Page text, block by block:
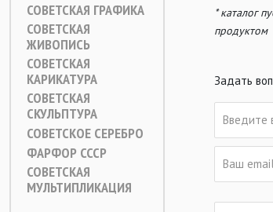
СОВЕТСКАЯ ГРАФИКА
СОВЕТСКАЯ
ЖИВОПИСЬ
СОВЕТСКАЯ
КАРИКАТУРА
СОВЕТСКАЯ
СКУЛЬПТУРА
СОВЕТСКОЕ СЕРЕБРО
ФАРФОР СССР
СОВЕТСКАЯ
МУЛЬТИПЛИКАЦИЯ
* каталог
продуктом
Задать